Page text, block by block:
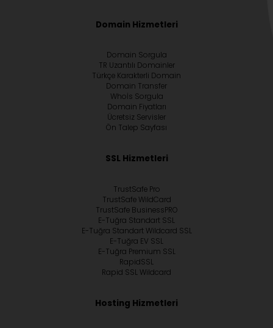
Domain Hizmetleri
Domain Sorgula
TR Uzantılı Domainler
Türkçe Karakterli Domain
Domain Transfer
Whoİs Sorgula
Domain Fiyatları
Ücretsiz Servisler
Ön Talep Sayfası
SSL Hizmetleri
TrustSafe Pro
TrustSafe WildCard
TrustSafe BusinessPRO
E-Tuğra Standart SSL
E-Tuğra Standart Wildcard SSL
E-Tuğra EV SSL
E-Tuğra Premium SSL
RapidSSL
Rapid SSL Wildcard
Hosting Hizmetleri